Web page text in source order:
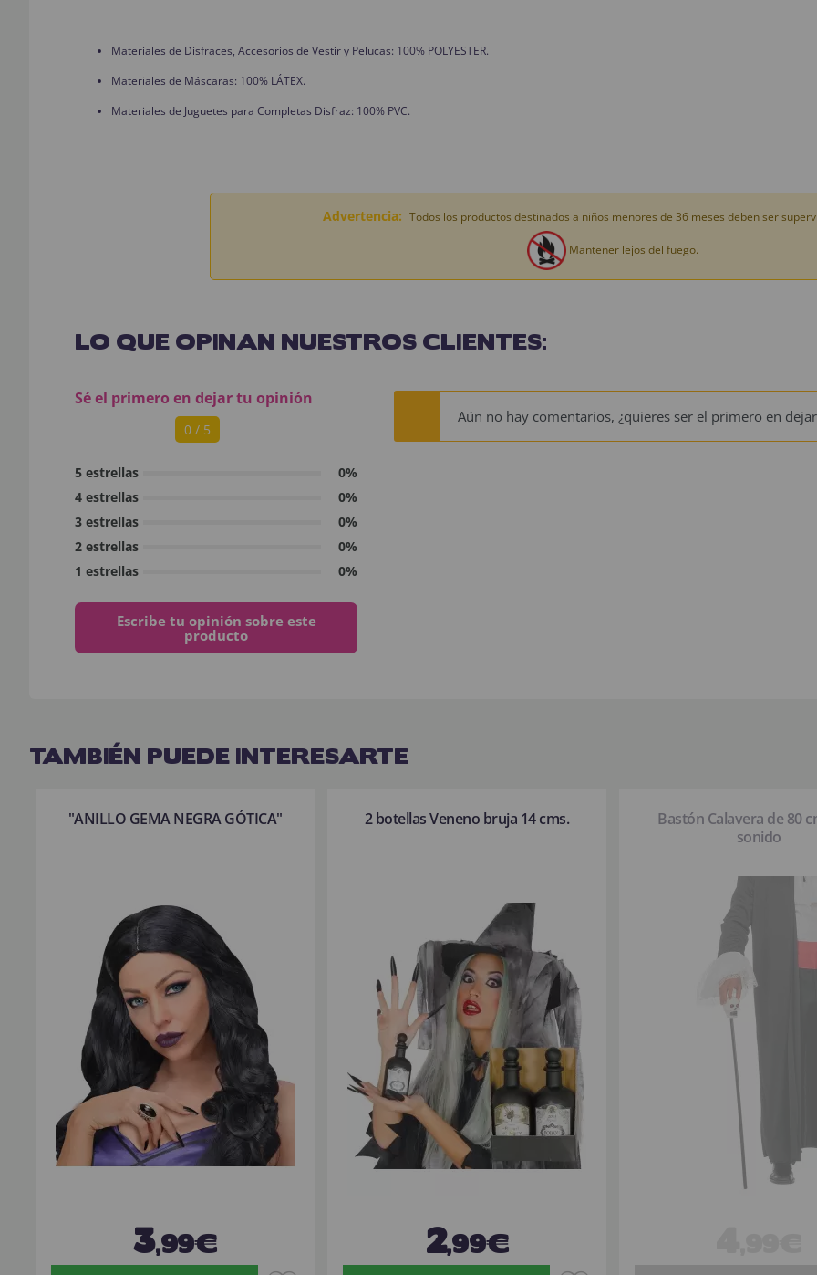
Materiales de Disfraces, Accesorios de Vestir y Pelucas: 100% POLYESTER.
Materiales de Máscaras: 100% LÁTEX.
Materiales de Juguetes para Completas Disfraz: 100% PVC.
Advertencia: Todos los productos destinados a niños menores de 36 meses deben ser
Mantener lejos del fuego.
LO QUE OPINAN NUESTROS CLIENTES:
Sé el primero en dejar tu opinión
0 / 5
5 estrellas
0%
4 estrellas
0%
3 estrellas
0%
2 estrellas
0%
1 estrellas
0%
Escribe tu opinión sobre este
producto
Aún no hay comentarios, ¿quieres ser el primero en
TAMBIÉN PUEDE INTERESARTE
"ANILLO GEMA NEGRA GÓTICA"
3,99€
2 botellas Veneno bruja 14 cms.
2,99€
Bastón Calavera de 80
sonido